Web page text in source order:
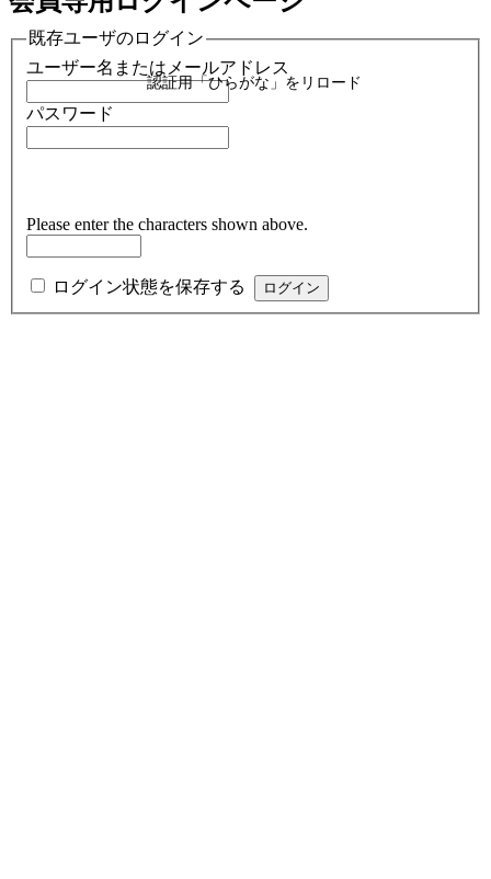
認証用「ひらがな」をリロード
既存ユーザのログイン
ユーザー名またはメールアドレス
パスワード
Please enter the characters shown above.
ログイン状態を保存する